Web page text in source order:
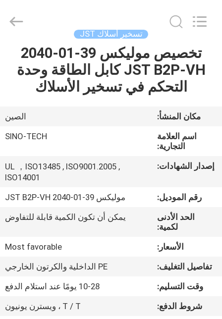
المنزل
المنتجات
فيديوهات
المصنع
مراقبة
الجودة
اتصل
Technology
Reserved.
تسخير أسلاك JST
تخصيص موليكس 39-01-2040
JST B2P-VH كابل الطاقة وحدة
التحكم في تسخير الأسلاك
مكان المنشأ:
الصين
اسم العلامة
التجارية:
SINO-TECH
إصدار الشهادات:
UL ，ISO13485 , ISO9001.2005 ,
ISO14001
رقم الموديل:
موليكس 39-01-2040 JST B2P-VH
الحد الأدنى
لكمية:
يمكن أن تكون الكمية قابلة للتفاوض
الأسعار:
Most favorable
تفاصيل التغليف:
PE الداخلية والكرتون الخارجي
وقت التسليم:
10-28 يومًا عند استلام الدفع
شروط الدفع:
T / T ، ويسترن يونيون